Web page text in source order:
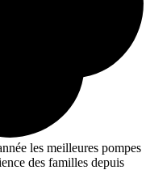
les meilleures pompes
des familles depuis